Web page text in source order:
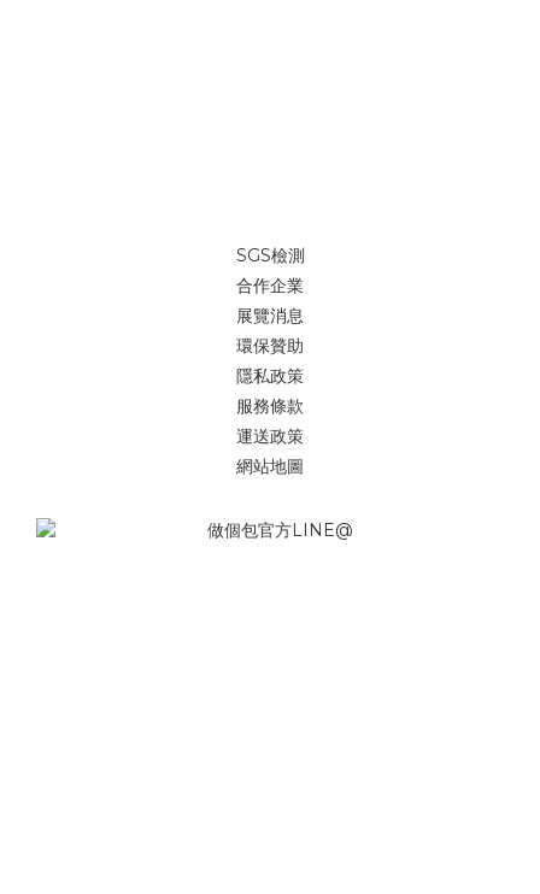
SGS檢測
合作企業
展覽消息
環保贊助
隱私政策
服務條款
運送政策
網站地圖